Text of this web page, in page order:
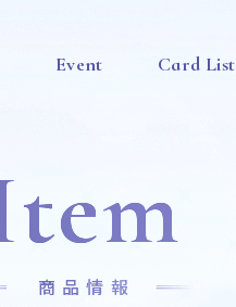
Event Card List
商品情報